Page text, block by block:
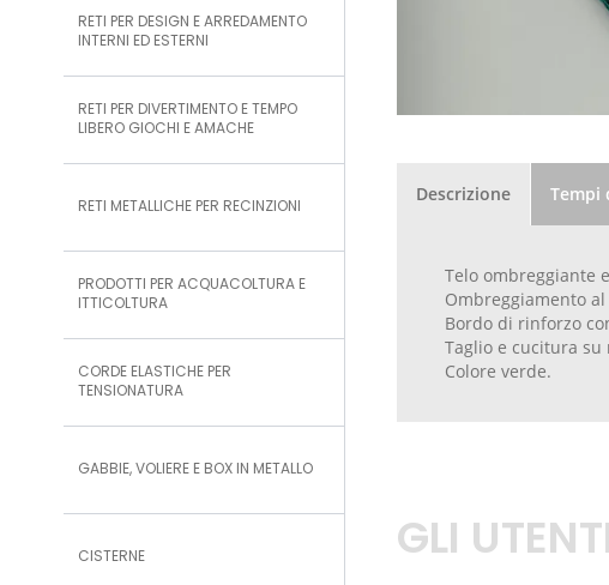
RETI PER DESIGN E ARREDAMENTO
INTERNI ED ESTERNI
RETI PER DIVERTIMENTO E TEMPO
LIBERO GIOCHI E AMACHE
RETI METALLICHE PER RECINZIONI
PRODOTTI PER ACQUACOLTURA E
ITTICOLTURA
CORDE ELASTICHE PER
TENSIONATURA
GABBIE, VOLIERE E BOX IN METALLO
CISTERNE
Descrizione Tempi
Telo ombreggiante
Ombreggiamento
Bordo di rinforzo
Taglio e cucitura
Colore verde.
GLI